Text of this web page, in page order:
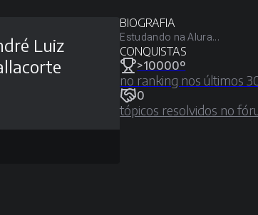
Luiz
BIOGRAFIA
Estudando na Alura...
CONQUISTAS
>10000º
no ranking nos últimos
0
tópicos resolvidos no